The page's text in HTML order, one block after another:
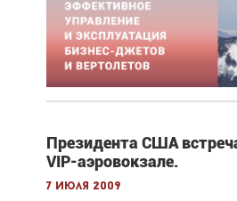
Президента США
VIP-аэровокзале.
7 июля 2009